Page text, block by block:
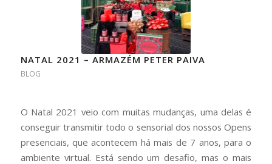
NATAL 2021 – ARMAZÉM PETER PAIVA
BLOG
O Natal 2021 veio com muitas mudanças, uma delas é
conseguir transmitir todo o sensorial dos nossos Opens
presenciais, que acontecem há mais de 7 anos, para o
ambiente virtual. Está sendo um desafio, mas o mais